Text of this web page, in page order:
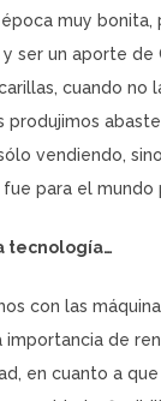
muy bonita,
ser un aporte de
cuando no
vendiendo,
para el mundo
tecnología…
con las
importancia de
en cuanto a